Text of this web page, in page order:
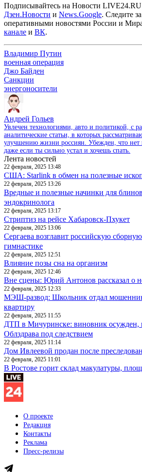
Подписывайтесь на Новости LIVE24.RU
Дзен.Новости и News.Google. Следите
оперативными новостями России и
канале и ВК.
Владимир Путин
военная операция
Джо Байден
Санкции
энергоносители
Андрей Гольев
Увлечен технологиями, авто и политикой, с
аналитические статьи, в которых
улучшению жизни россиян. Убежден, что нет
даже если ты сильно устал и хочешь спать.
Лента новостей
22 февраля, 2025 13:48
США: Starlink в обмен на полезные
22 февраля, 2025 13:26
Вредные и полезные начинки для
эндокринолога
22 февраля, 2025 13:17
Стриптиз на рейсе Хабаровск-Пхукет
22 февраля, 2025 13:06
Сергаева возглавит российскую
гимнастике
22 февраля, 2025 12:51
Влияние позы сна на организм
22 февраля, 2025 12:46
Вне сцены: Юрий Антонов рассказал о
22 февраля, 2025 12:33
МЭШ-развод: Школьник отдал
квартиру
22 февраля, 2025 11:55
ДТП в Мичуринске: виновник осужден,
Облздрава под следствием
22 февраля, 2025 11:14
Дом Ивлеевой продан после
22 февраля, 2025 11:01
В Ростове горит склад макулатуры,
О проекте
Редакция
Контакты
Реклама
Пресс-релизы